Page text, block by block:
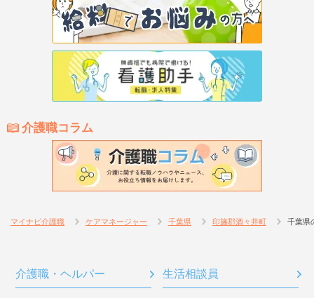
介護職コラム
マイナビ介護職 ケアマネージャー 千葉県 印旛郡酒々井町 千葉県
介護職・ヘルパー 生活相談員